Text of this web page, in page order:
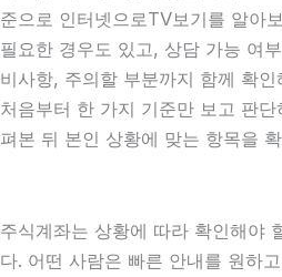
준으로 인터넷으로TV보기를 알아
필요한 경우도 있고, 상담 가능 여
비사항, 주의할 부분까지 함께 확
처음부터 한 가지 기준만 보고 판
펴본 뒤 본인 상황에 맞는 항목을
주식계좌는 상황에 따라 확인해야
다. 어떤 사람은 빠른 안내를 원하